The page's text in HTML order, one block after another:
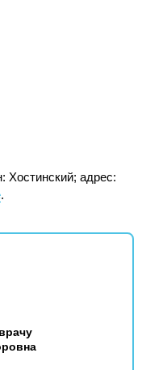
Хостинский; адрес:
.